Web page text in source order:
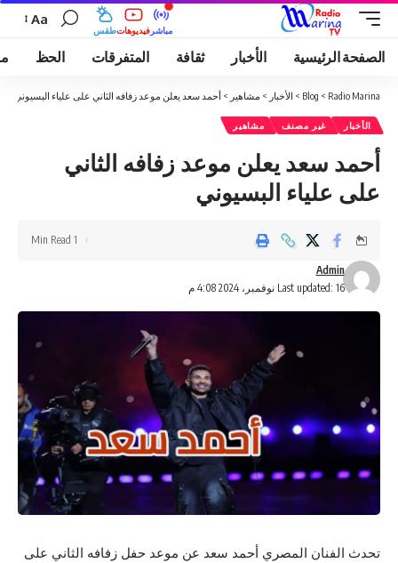
طقسفيديوهات مباشر
Aa
الصفحة الرئيسية الأخبار ثقافة المتفرقات الحظ
Radio Marina
>
Blog
> الأخبار > مشاهير > أحمد سعد يعلن موعد زفافه الثاني على علياء البسيوني
الأخبار غير مصنف مشاهير
أحمد سعد يعلن موعد زفافه الثاني
على علياء البسيوني
Last updated: 16 نوفمبر، 2024 4:08 م
Admin
1 Min Read
تحدث الفنان المصري أحمد سعد عن موعد حفل زفافه الثاني على